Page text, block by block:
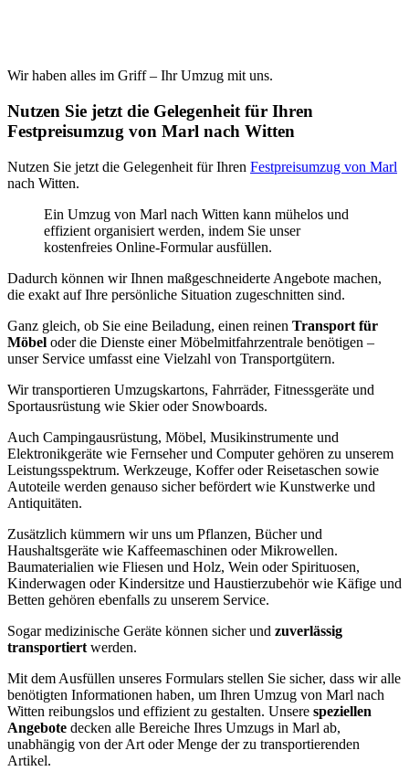
Wir haben alles im Griff – Ihr Umzug mit uns.
Nutzen Sie jetzt die Gelegenheit für Ihren
Festpreisumzug von Marl nach Witten
Nutzen Sie jetzt die Gelegenheit für Ihren Festpreisumzug von Marl
nach Witten.
Ein Umzug von Marl nach Witten kann mühelos und
effizient organisiert werden, indem Sie unser
kostenfreies Online-Formular ausfüllen.
Dadurch können wir Ihnen maßgeschneiderte Angebote machen,
die exakt auf Ihre persönliche Situation zugeschnitten sind.
Ganz gleich, ob Sie eine Beiladung, einen reinen Transport für
Möbel oder die Dienste einer Möbelmitfahrzentrale benötigen –
unser Service umfasst eine Vielzahl von Transportgütern.
Wir transportieren Umzugskartons, Fahrräder, Fitnessgeräte und
Sportausrüstung wie Skier oder Snowboards.
Auch Campingausrüstung, Möbel, Musikinstrumente und
Elektronikgeräte wie Fernseher und Computer gehören zu unserem
Leistungsspektrum. Werkzeuge, Koffer oder Reisetaschen sowie
Autoteile werden genauso sicher befördert wie Kunstwerke und
Antiquitäten.
Zusätzlich kümmern wir uns um Pflanzen, Bücher und
Haushaltsgeräte wie Kaffeemaschinen oder Mikrowellen.
Baumaterialien wie Fliesen und Holz, Wein oder Spirituosen,
Kinderwagen oder Kindersitze und Haustierzubehör wie Käfige und
Betten gehören ebenfalls zu unserem Service.
Sogar medizinische Geräte können sicher und zuverlässig
transportiert werden.
Mit dem Ausfüllen unseres Formulars stellen Sie sicher, dass wir alle
benötigten Informationen haben, um Ihren Umzug von Marl nach
Witten reibungslos und effizient zu gestalten. Unsere speziellen
Angebote decken alle Bereiche Ihres Umzugs in Marl ab,
unabhängig von der Art oder Menge der zu transportierenden
Artikel.